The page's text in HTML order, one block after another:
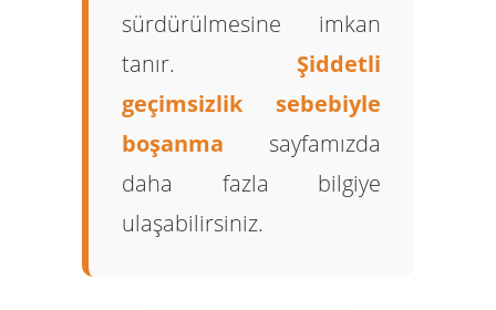
sürdürülmesine imkan
tanır. Şiddetli
geçimsizlik sebebiyle
boşanma sayfamızda
daha fazla bilgiye
ulaşabilirsiniz.